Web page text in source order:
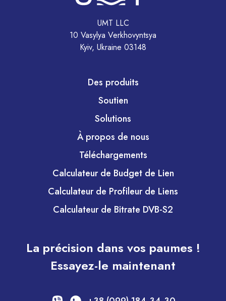
UMT LLC
10 Vasylya Verkhovyntsya
Kyiv, Ukraine 03148
Des produits
Soutien
Solutions
À propos de nous
Téléchargements
Calculateur de Budget de Lien
Calculateur de Profileur de Liens
Calculateur de Bitrate DVB-S2
La précision dans vos paumes !
Essayez-le maintenant